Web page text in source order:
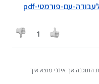
1
התוכנה אך אינני מוצא איך